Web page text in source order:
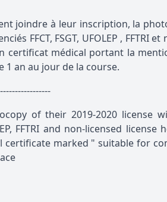
joindre à leur inscription, la
FFCT, FSGT, UFOLEP , FFTRI
certificat médical portant la
1 an au jour de la course.
of their 2019-2020 license
FFTRI and non-licensed
marked " suitable for